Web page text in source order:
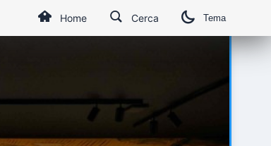
Home Cerca Tema